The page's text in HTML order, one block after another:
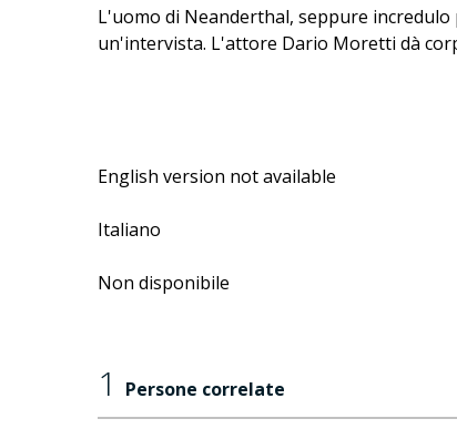
L'uomo di Neanderthal, seppure incredulo
un'intervista. L'attore Dario Moretti dà
English version not available
Italiano
Non disponibile
1 Persone correlate